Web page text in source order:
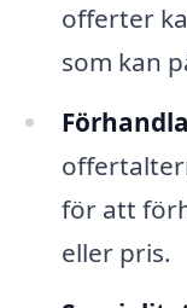
offerter
som kan
för att
eller pris.